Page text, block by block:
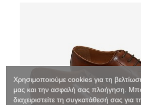
Χρησιμοποιούμε cookies για τη
μας και την ασφαλή σας πλοήγηση.
διαχειριστείτε τη συγκατάθεσή σας για